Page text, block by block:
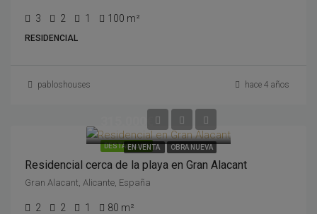
3 2 1 100 m²
RESIDENCIAL
pabloshouses hace 4 años
DESTACADOS
EN VENTA OBRA NUEVA
Residencial cerca de la playa en Gran Alacant
Gran Alacant, Alicante, España
2 2 1 80 m²